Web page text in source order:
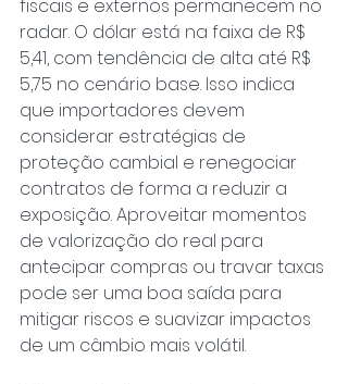
fiscais e externos permanecem no
radar. O dólar está na faixa de R$
5,41, com tendência de alta até R$
5,75 no cenário base. Isso indica
que importadores devem
considerar estratégias de
proteção cambial e renegociar
contratos de forma a reduzir a
exposição. Aproveitar momentos
de valorização do real para
antecipar compras ou travar taxas
pode ser uma boa saída para
mitigar riscos e suavizar impactos
de um câmbio mais volátil.